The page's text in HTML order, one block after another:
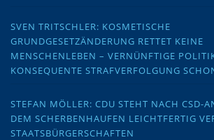
SVEN TRITSCHLER: KOSMETISCHE
GRUNDGESETZÄNDERUNG RETTET KEINE
MENSCHENLEBEN – VERNÜNFTIGE
KONSEQUENTE STRAFVERFOLGUNG
STEFAN MÖLLER: CDU STEHT NACH CSD-
DEM SCHERBENHAUFEN LEICHTFERTIG
STAATSBÜRGERSCHAFTEN